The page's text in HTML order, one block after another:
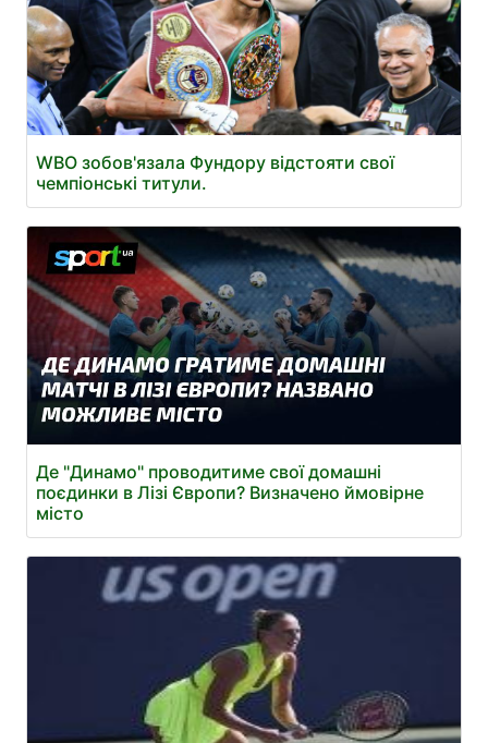
WBO зобов'язала Фундору відстояти свої
чемпіонські титули.
Де "Динамо" проводитиме свої домашні
поєдинки в Лізі Європи? Визначено ймовірне
місто